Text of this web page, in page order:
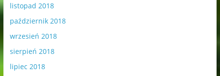
listopad 2018
październik 2018
wrzesień 2018
sierpień 2018
lipiec 2018